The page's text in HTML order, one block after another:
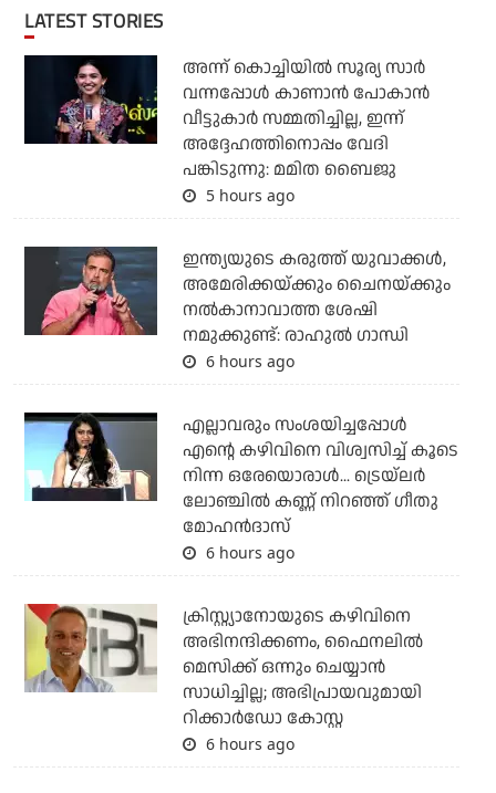
LATEST STORIES
അന്ന് കൊച്ചിയില്‍ സൂര്യ സാര്‍
വന്നപ്പോള്‍ കാണാന്‍ പോകാന്‍
വീട്ടുകാര്‍ സമ്മതിച്ചില്ല, ഇന്ന്
അദ്ദേഹത്തിനൊപ്പം വേദി
പങ്കിടുന്നു: മമിത ബൈജു
5 hours ago
ഇന്ത്യയുടെ കരുത്ത് യുവാക്കള്‍,
അമേരിക്കയ്ക്കും ചൈനയ്ക്കും
നല്‍കാനാവാത്ത ശേഷി
നമുക്കുണ്ട്: രാഹുല്‍ ഗാന്ധി
6 hours ago
എല്ലാവരും സംശയിച്ചപ്പോള്‍
എന്റെ കഴിവിനെ വിശ്വസിച്ച് കൂടെ
നിന്ന ഒരേയൊരാള്‍... ട്രെയ്‌ലര്‍
ലോഞ്ചില്‍ കണ്ണ് നിറഞ്ഞ് ഗീതു
മോഹന്‍ദാസ്
6 hours ago
ക്രിസ്റ്റ്യാനോയുടെ കഴിവിനെ
അഭിനന്ദിക്കണം, ഫൈനലില്‍
മെസിക്ക് ഒന്നും ചെയ്യാന്‍
സാധിച്ചില്ല; അഭിപ്രായവുമായി
റിക്കാര്‍ഡോ കോസ്റ്റ
6 hours ago